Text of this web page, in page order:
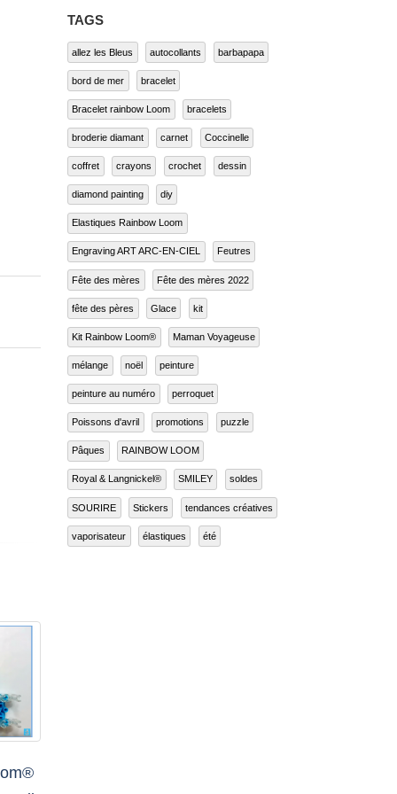
TAGS
allez les Bleus autocollants barbapapa
bord de mer bracelet
Bracelet rainbow Loom bracelets
broderie diamant carnet Coccinelle
coffret crayons crochet dessin
diamond painting diy
Elastiques Rainbow Loom
Engraving ART ARC-EN-CIEL Feutres
Fête des mères Fête des mères 2022
fête des pères Glace kit
Kit Rainbow Loom® Maman Voyageuse
mélange noël peinture
peinture au numéro perroquet
Poissons d'avril promotions puzzle
Pâques RAINBOW LOOM
Royal & Langnickel® SMILEY soldes
SOURIRE Stickers tendances créatives
vaporisateur élastiques été